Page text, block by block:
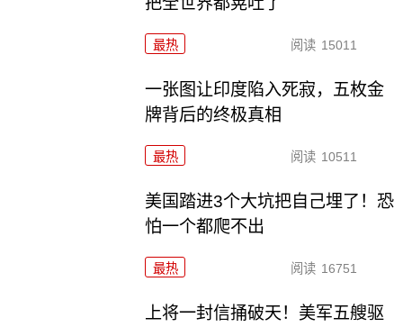
最热 阅读 15011
一张图让印度陷入死寂，五枚金
牌背后的终极真相
最热 阅读 10511
美国踏进3个大坑把自己埋了！恐
怕一个都爬不出
最热 阅读 16751
上将一封信捅破天！美军五艘驱